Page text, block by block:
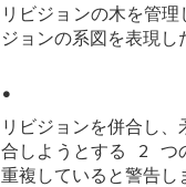
リビジョンの木を管
ジョンの系図を表現し
•
リビジョンを併合し
合しようとする 2 つ
重複していると警告し